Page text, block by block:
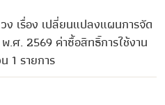
เรื่อง เปลี่ยนแปลงแผนการจัด
.ศ. 2569 ค่าซื้อสิทธิ์การใช้งาน
1 รายการ